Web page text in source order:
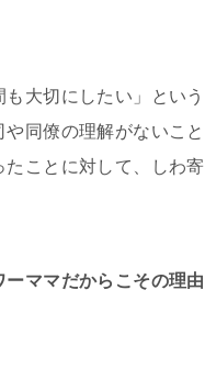
大切にしたい」という
同僚の理解がないこと
ことに対して、しわ寄
ーママだからこその理由